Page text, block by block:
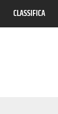
CLASSIFICA